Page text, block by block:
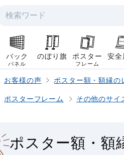
検索
バック
パネル
のぼり旗 ポスター
フレーム
安全
お客様の声
ポスター額・額縁の
ポスターフレーム その他のサイ
ポスター額・額